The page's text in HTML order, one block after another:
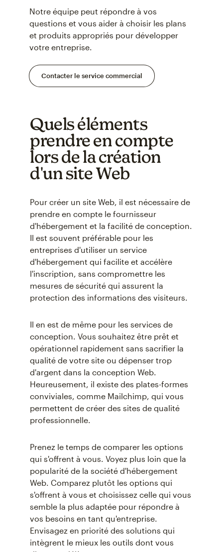
Notre équipe peut répondre à vos
questions et vous aider à choisir les plans
et produits appropriés pour développer
votre entreprise.
Contacter le service commercial
Quels éléments
prendre en compte
lors de la création
d'un site Web
Pour créer un site Web, il est nécessaire de
prendre en compte le fournisseur
d'hébergement et la facilité de conception.
Il est souvent préférable pour les
entreprises d'utiliser un service
d'hébergement qui facilite et accélère
l'inscription, sans compromettre les
mesures de sécurité qui assurent la
protection des informations des visiteurs.
Il en est de même pour les services de
conception. Vous souhaitez être prêt et
opérationnel rapidement sans sacrifier la
qualité de votre site ou dépenser trop
d'argent dans la conception Web.
Heureusement, il existe des plates-formes
conviviales, comme Mailchimp, qui vous
permettent de créer des sites de qualité
professionnelle.
Prenez le temps de comparer les options
qui s'offrent à vous. Voyez plus loin que la
popularité de la société d'hébergement
Web. Comparez plutôt les options qui
s'offrent à vous et choisissez celle qui vous
semble la plus adaptée pour répondre à
vos besoins en tant qu'entreprise.
Envisagez en priorité des solutions qui
intègrent le mieux les outils dont vous